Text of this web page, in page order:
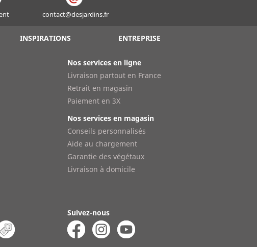
contact@desjardins.fr
INSPIRATIONS ENTREPRISE
Nos services en ligne
Livraison partout en France
Retrait en magasin
Paiement en 3X
Nos services en magasin
Conseils personnalisés
Aide au chargement
Garantie des végétaux
Livraison à domicile
Suivez-nous